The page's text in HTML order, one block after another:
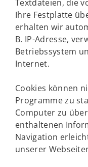
Textdateien, die
Ihre Festplatte
erhalten wir
B. IP-Adresse,
Betriebssystem
Internet.
Cookies können
Programme zu
Computer zu
enthaltenen
Navigation
unserer